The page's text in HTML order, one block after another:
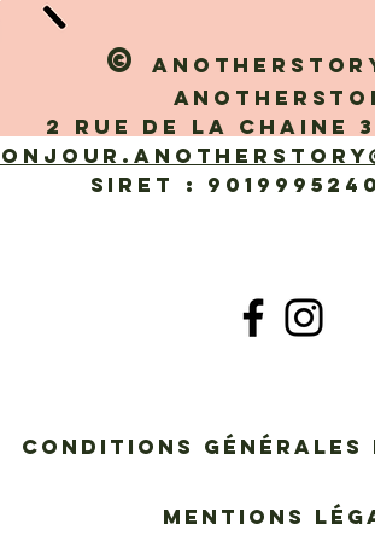
©
rue de la Chaine
SIRET :
Conditions générales
Mentions